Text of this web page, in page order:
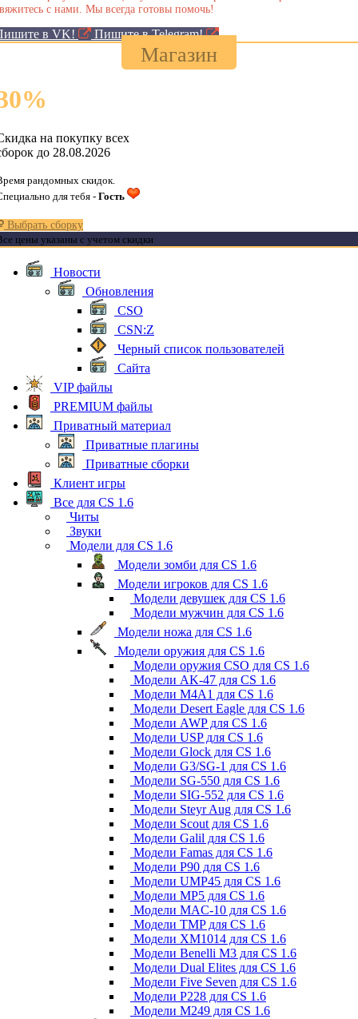
с нами. Мы всегда готовы помочь!
в VK! Пишите в Telegram!
Магазин
%
на покупку всех
до 28.08.2026
рандомных скидок.
для тебя - Гость
Выбрать сборку
цены указаны с учетом скидки
Новости
Обновления
CSO
CSN:Z
Черный список пользователей
Сайта
VIP файлы
PREMIUM файлы
Приватный материал
Приватные плагины
Приватные сборки
Клиент игры
Все для CS 1.6
Читы
Звуки
Модели для CS 1.6
Модели зомби для CS 1.6
Модели игроков для CS 1.6
Модели девушек для CS 1.6
Модели мужчин для CS 1.6
Модели ножа для CS 1.6
Модели оружия для CS 1.6
Модели оружия CSO для CS 1.6
Модели AK-47 для CS 1.6
Модели M4A1 для CS 1.6
Модели Desert Eagle для CS 1.6
Модели AWP для CS 1.6
Модели USP для CS 1.6
Модели Glock для CS 1.6
Модели G3/SG-1 для CS 1.6
Модели SG-550 для CS 1.6
Модели SIG-552 для CS 1.6
Модели Steyr Aug для CS 1.6
Модели Scout для CS 1.6
Модели Galil для CS 1.6
Модели Famas для CS 1.6
Модели P90 для CS 1.6
Модели UMP45 для CS 1.6
Модели MP5 для CS 1.6
Модели MAC-10 для CS 1.6
Модели TMP для CS 1.6
Модели XM1014 для CS 1.6
Модели Benelli M3 для CS 1.6
Модели Dual Elites для CS 1.6
Модели Five Seven для CS 1.6
Модели P228 для CS 1.6
Модели M249 для CS 1.6